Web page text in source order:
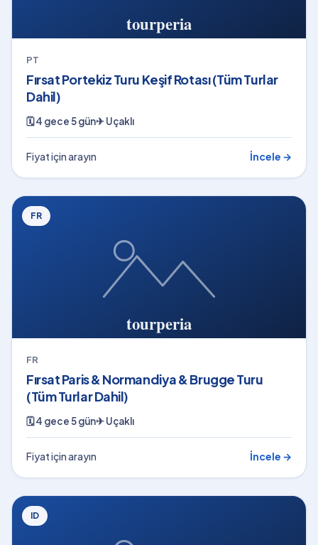
PT
Fırsat Portekiz Turu Keşif Rotası (Tüm Turlar
Dahil)
🗓4 gece 5 gün✈Uçaklı
Fiyat için arayın İncele →
FR
FR
Fırsat Paris & Normandiya & Brugge Turu
(Tüm Turlar Dahil)
🗓4 gece 5 gün✈Uçaklı
Fiyat için arayın İncele →
ID